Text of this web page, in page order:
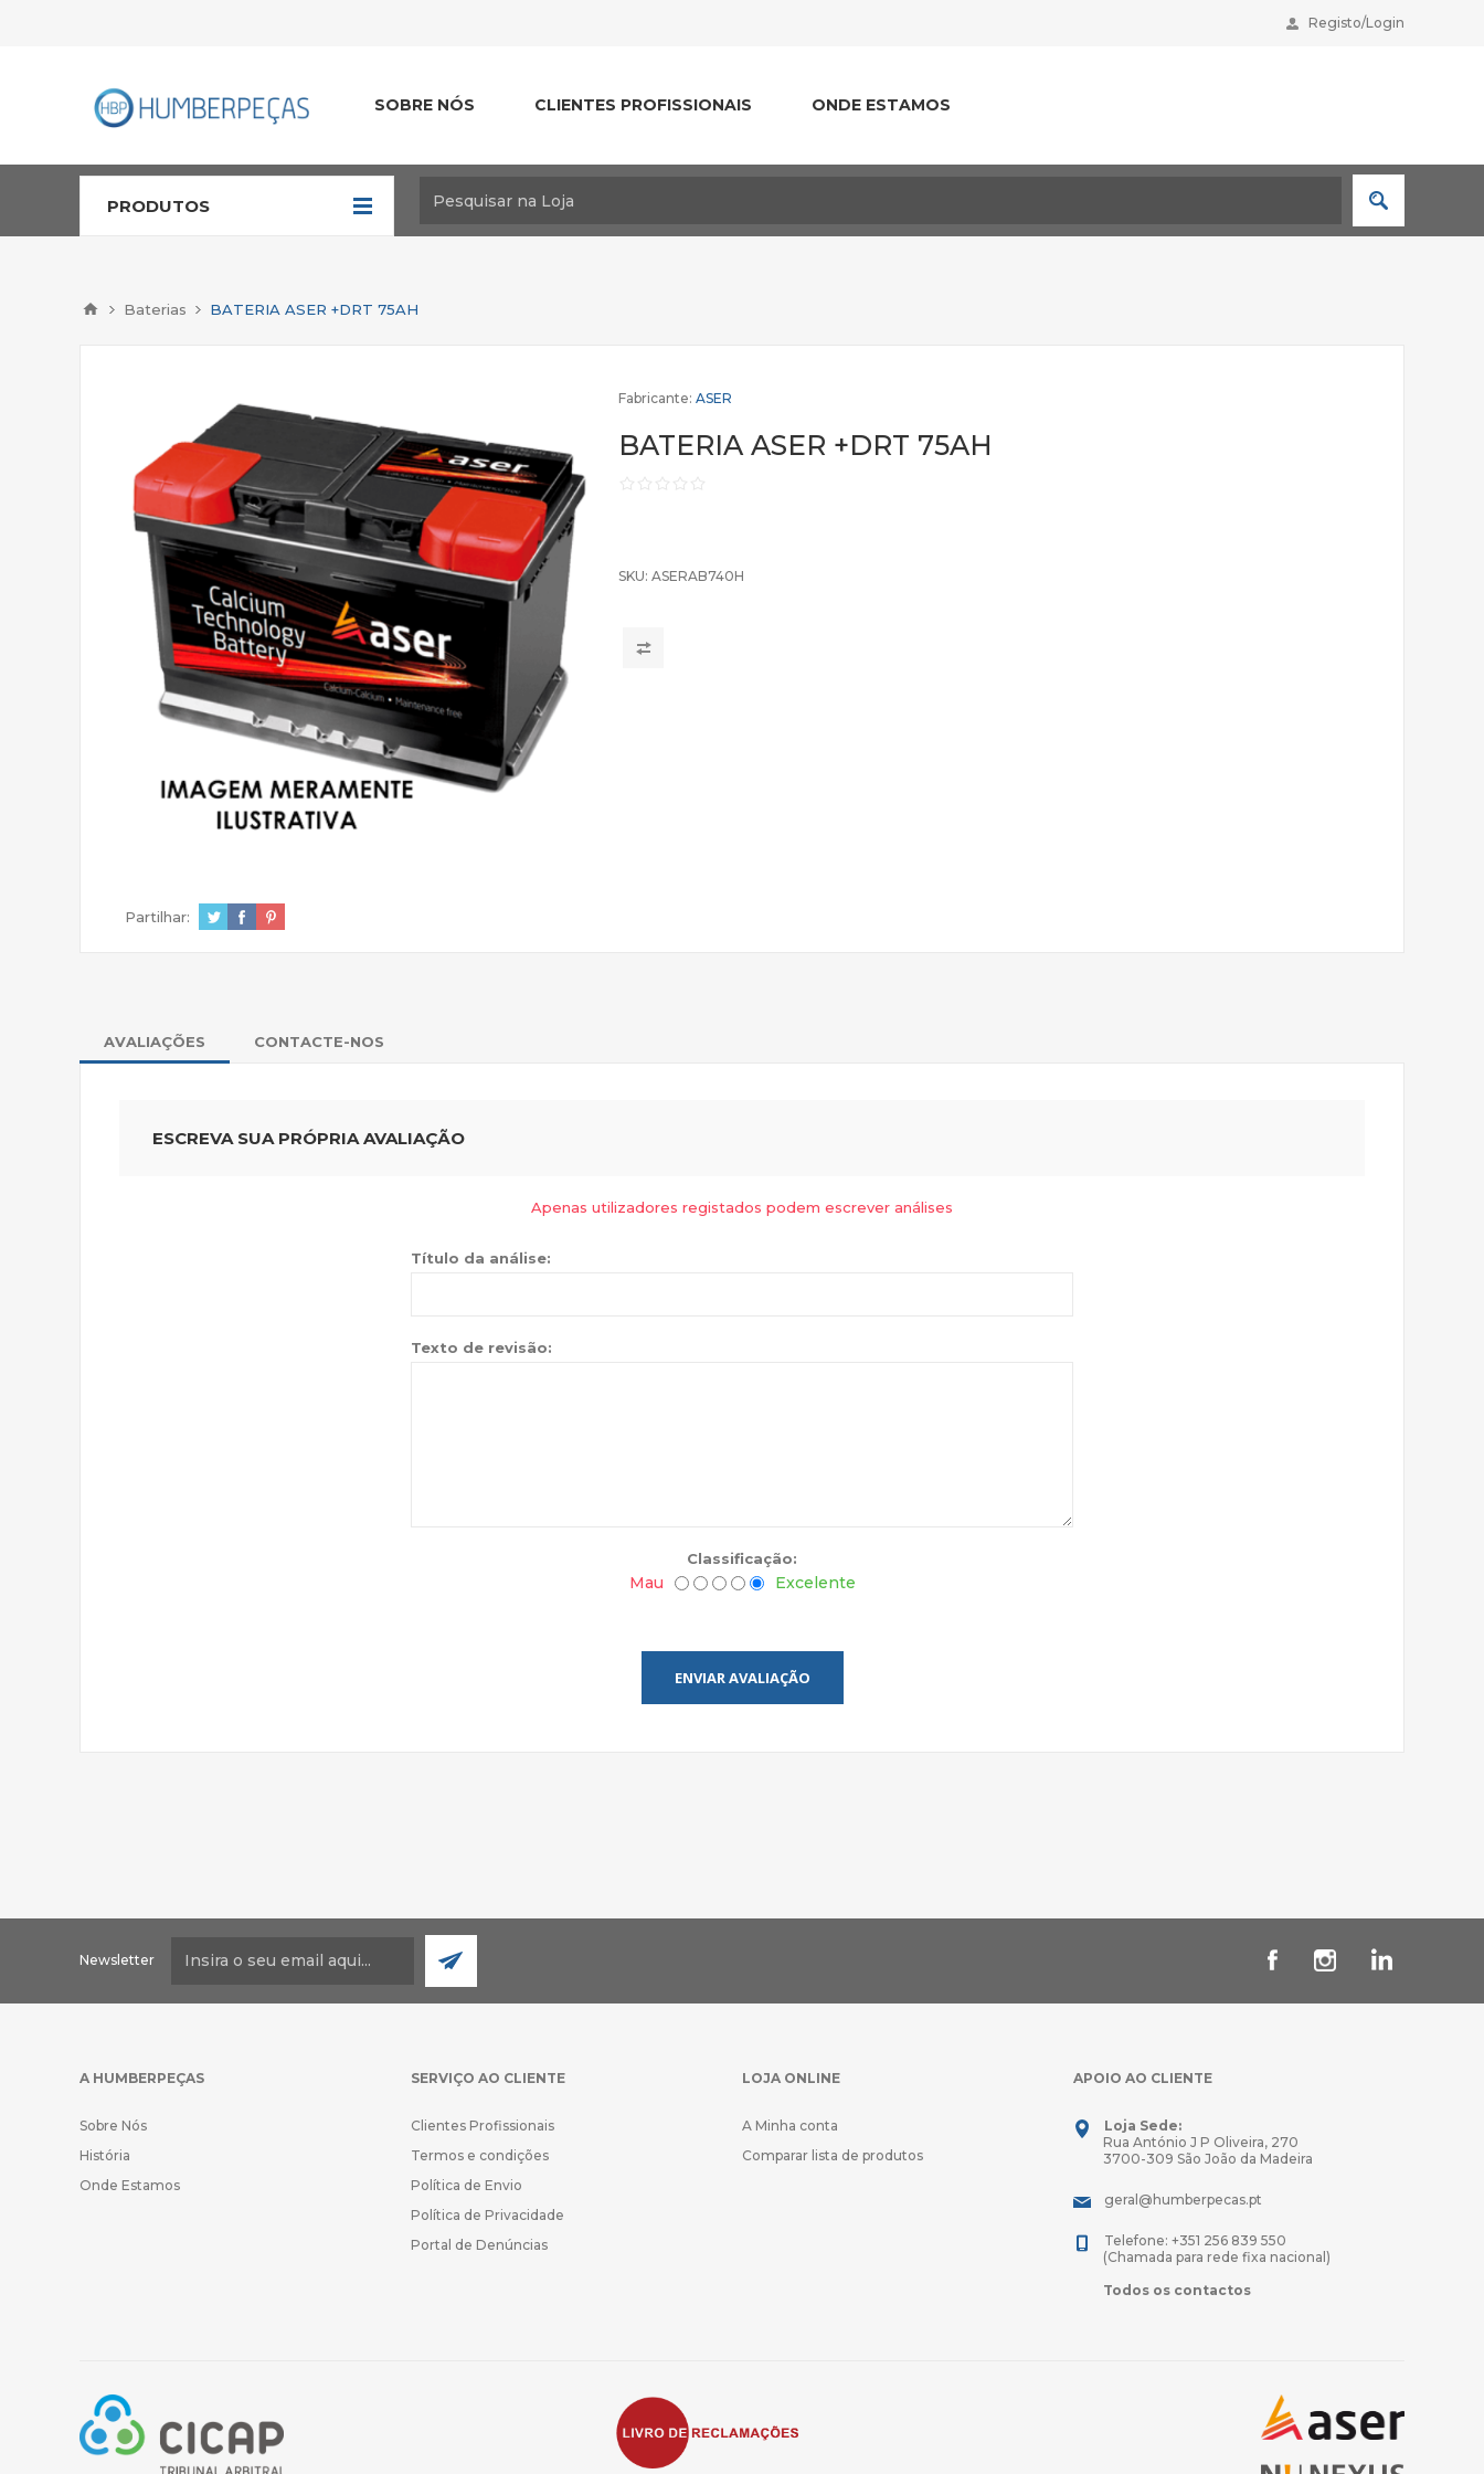
Registo/Login
SOBRE NÓS CLIENTES PROFISSIONAIS ONDE ESTAMOS
PRODUTOS
Baterias BATERIA ASER +DRT 75AH
Fabricante: ASER
BATERIA ASER +DRT 75AH
SKU: ASERAB740H
Partilhar:
AVALIAÇÕES CONTACTE-NOS
ESCREVA SUA PRÓPRIA AVALIAÇÃO
Apenas utilizadores registados podem escrever análises
Título da análise:
Texto de revisão:
Classificação:
Mau Excelente
ENVIAR AVALIAÇÃO
Newsletter
A HUMBERPEÇAS
Sobre Nós
História
Onde Estamos
SERVIÇO AO CLIENTE
Clientes Profissionais
Termos e condições
Política de Envio
Política de Privacidade
Portal de Denúncias
LOJA ONLINE
A Minha conta
Comparar lista de produtos
APOIO AO CLIENTE
Loja Sede:
Rua António J P Oliveira, 270
3700-309 São João da Madeira
geral@humberpecas.pt
Telefone: +351 256 839 550
(Chamada para rede fixa nacional)
Todos os contactos